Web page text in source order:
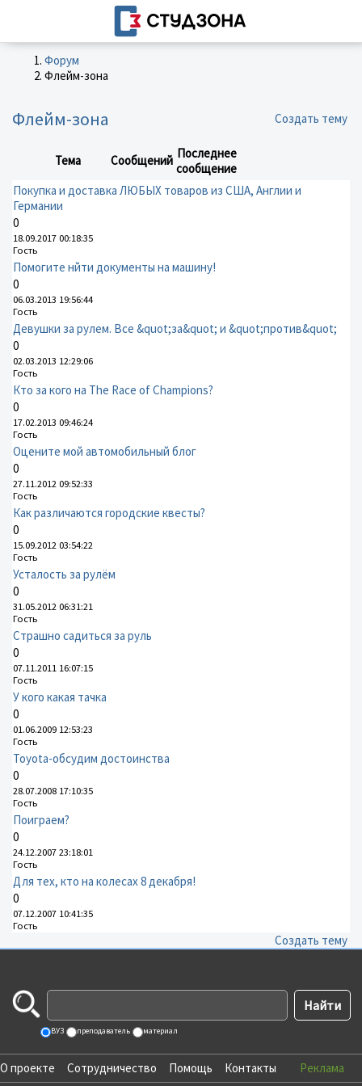
Форум
Флейм-зона
Флейм-зона Создать тему
Тема Сообщений Последнее
сообщение
Покупка и доставка ЛЮБЫХ товаров из США, Англии и
Германии
0
18.09.2017 00:18:35
Гость
Помогите нйти документы на машину!
0
06.03.2013 19:56:44
Гость
Девушки за рулем. Все &quot;за&quot; и &quot;против&quot;
0
02.03.2013 12:29:06
Гость
Кто за кого на The Race of Champions?
0
17.02.2013 09:46:24
Гость
Оцените мой автомобильный блог
0
27.11.2012 09:52:33
Гость
Как различаются городские квесты?
0
15.09.2012 03:54:22
Гость
Усталость за рулём
0
31.05.2012 06:31:21
Гость
Страшно садиться за руль
0
07.11.2011 16:07:15
Гость
У кого какая тачка
0
01.06.2009 12:53:23
Гость
Toyota-обсудим достоинства
0
28.07.2008 17:10:35
Гость
Поиграем?
0
24.12.2007 23:18:01
Гость
Для тех, кто на колесах 8 декабря!
0
07.12.2007 10:41:35
Гость
Создать тему
ВУЗ преподаватель материал
О проекте Сотрудничество Помощь Контакты Реклама